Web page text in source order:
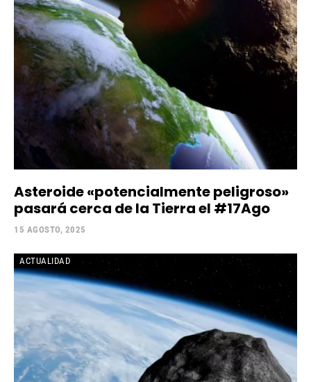
Asteroide «potencialmente peligroso»
pasará cerca de la Tierra el #17Ago
15 AGOSTO, 2025
ACTUALIDAD